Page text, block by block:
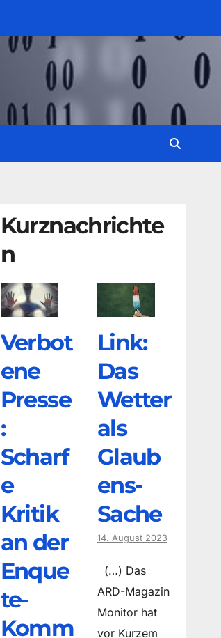
Kurznachrichte
n
Verbot
ene
Presse
:
Scharf
e
Kritik
an der
Enque
te-
Komm
Link:
Das
Wetter
als
Glaub
ens-
Sache
14. August 2023
(…) Das
ARD-Magazin
Monitor hat
vor Kurzem